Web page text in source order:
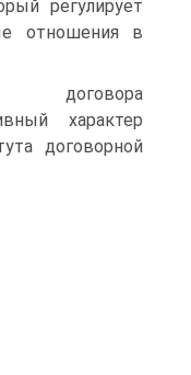
регулирует
отношения в
договора
характер
договорной